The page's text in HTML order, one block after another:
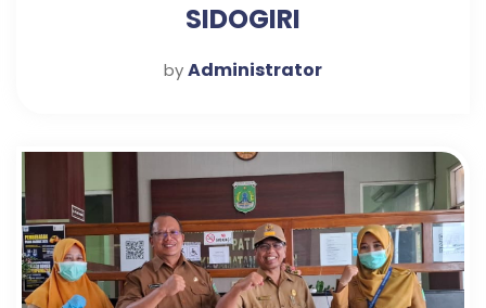
SIDOGIRI
byAdministrator